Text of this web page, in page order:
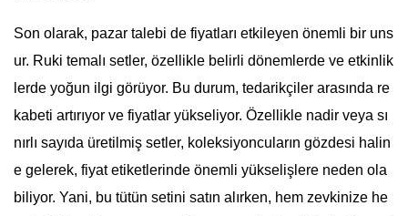
Son olarak, pazar talebi de fiyatları etkileyen önemli bir uns
ur. Ruki temalı setler, özellikle belirli dönemlerde ve etkinlik
lerde yoğun ilgi görüyor. Bu durum, tedarikçiler arasında re
kabeti artırıyor ve fiyatlar yükseliyor. Özellikle nadir veya sı
nırlı sayıda üretilmiş setler, koleksiyoncuların gözdesi halin
e gelerek, fiyat etiketlerinde önemli yükselişlere neden ola
biliyor. Yani, bu tütün setini satın alırken, hem zevkinize he